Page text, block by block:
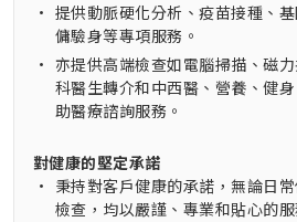
• 提供動脈硬化分析、疫苗接種、
傭驗身等專項服務。
• 亦提供高端檢查如電腦掃描、磁
科醫生轉介和中西醫、營養、健
助醫療諮詢服務。
對健康的堅定承諾
• 秉持對客戶健康的承諾，無論日
檢查，均以嚴謹、專業和貼心的